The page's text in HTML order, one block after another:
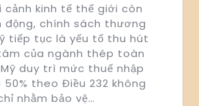
cảnh kinh tế thế giới còn
động, chính sách thương
tiếp tục là yếu tố thu hút
của ngành thép toàn
duy trì mức thuế nhập
theo Điều 232 không
nhằm bảo vệ…